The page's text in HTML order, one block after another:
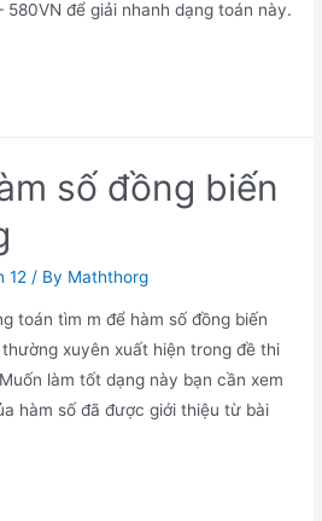
580VN để giải nhanh dạng toán này.
số đồng biến
12 / By Maththorg
toán tìm m để hàm số đồng biến
xuyên xuất hiện trong đề thi
làm tốt dạng này bạn cần xem
hàm số đã được giới thiệu từ bài